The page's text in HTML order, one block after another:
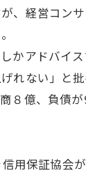
、経営コン
かアドバイス
れない」
８億、負債
用保証協会